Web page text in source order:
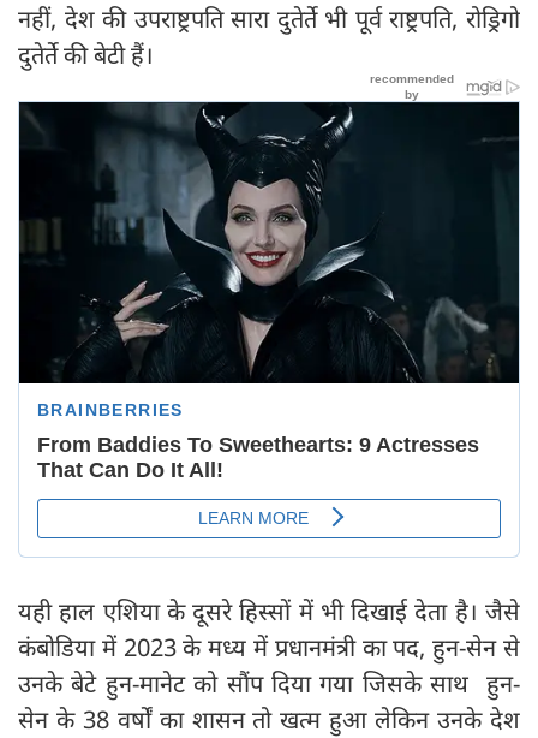
नहीं, देश की उपराष्ट्रपति सारा दुतेर्ते भी पूर्व राष्ट्रपति, रोड्रिगो
दुतेर्ते की बेटी हैं।
यही हाल एशिया के दूसरे हिस्सों में भी दिखाई देता है। जैसे
कंबोडिया में 2023 के मध्य में प्रधानमंत्री का पद, हुन-सेन से
उनके बेटे हुन-मानेट को सौंप दिया गया जिसके साथ हुन-
सेन के 38 वर्षों का शासन तो खत्म हुआ लेकिन उनके देश